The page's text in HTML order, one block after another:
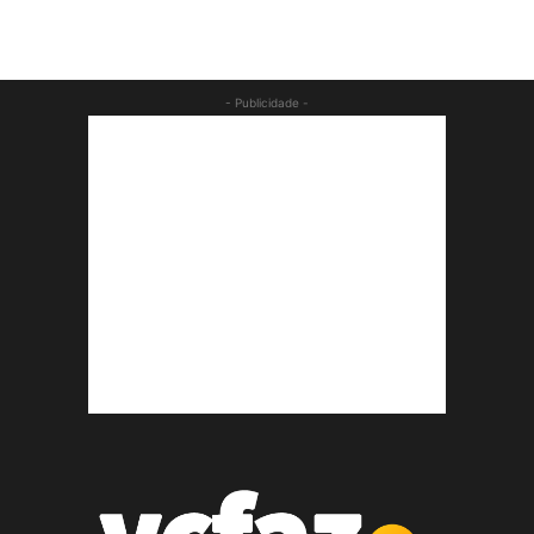
- Publicidade -